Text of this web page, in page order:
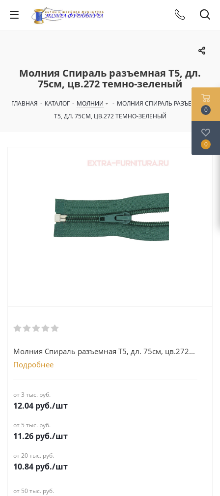
Молния Спираль разъемная Т5, дл.
75см, цв.272 темно-зеленый
ГЛАВНАЯ - КАТАЛОГ - МОЛНИИ - МОЛНИЯ СПИРАЛЬ РАЗЪЕМНАЯ
Т5, ДЛ. 75СМ, ЦВ.272 ТЕМНО-ЗЕЛЕНЫЙ
Молния Спираль разъемная Т5, дл. 75см, цв.272...
Подробнее
от 3 тыс. руб.
12.04 руб./шт
от 5 тыс. руб.
11.26 руб./шт
от 20 тыс. руб.
10.84 руб./шт
от 50 тыс. руб.
0
0